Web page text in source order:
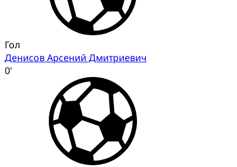
Гол
Денисов Арсений Дмитриевич
0'